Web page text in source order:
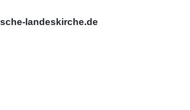
landeskirche.de